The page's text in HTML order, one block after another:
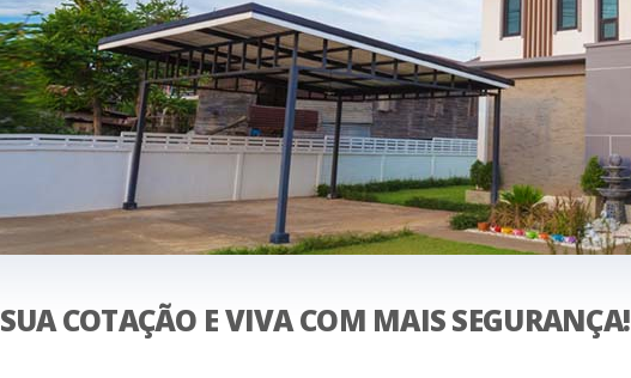
COTAÇÃO E VIVA COM MAIS SEGURANÇA!